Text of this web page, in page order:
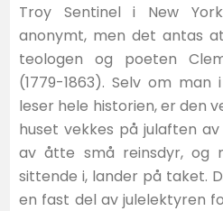
Troy Sentinel i New
anonymt, men det antas
teologen og poeten
(1779-1863). Selv om
leser hele historien, er den
huset vekkes på julaften
av åtte små reinsdyr, og
sittende i, lander på taket.
en fast del av julelektyren